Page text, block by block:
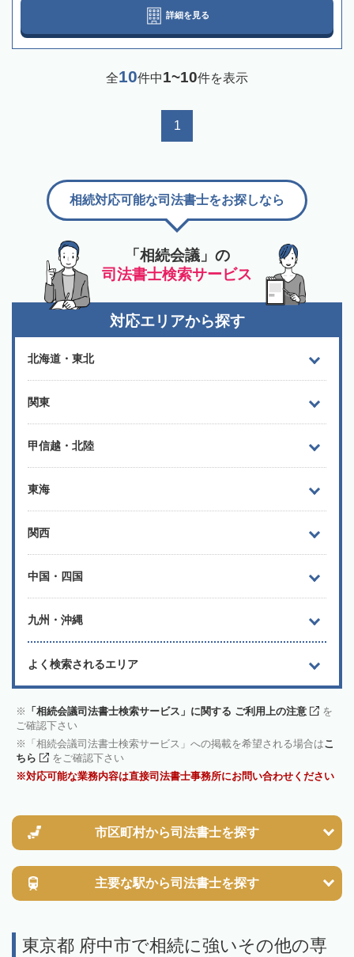
詳細を見る
全10件中1~10件を表示
1
「相続会議」の
司法書士検索サービス
相続対応可能な司法書士をお探しなら
対応エリアから探す
北海道・東北
関東
甲信越・北陸
東海
関西
中国・四国
九州・沖縄
よく検索されるエリア
「相続会議司法書士検索サービス」に関する ご利用上の注意
を
ご確認下さい
「相続会議司法書士検索サービス」への掲載を希望される場合はこ
ちら
をご確認下さい
対応可能な業務内容は直接司法書士事務所にお問い合わせください
市区町村から司法書士を探す
主要な駅から司法書士を探す
東京都 府中市で相続に強いその他の専